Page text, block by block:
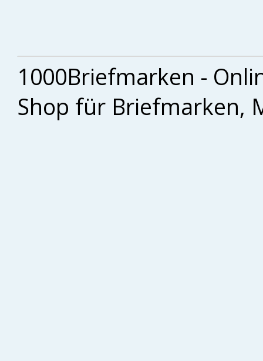
1000Briefmarken -
Shop für Briefmarken,